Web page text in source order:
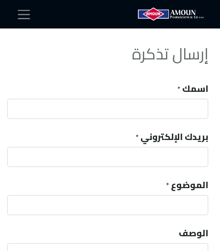
إرسال تذكرة
اسمك*
بريدك الإلكتروني*
الموضوع*
الوصف